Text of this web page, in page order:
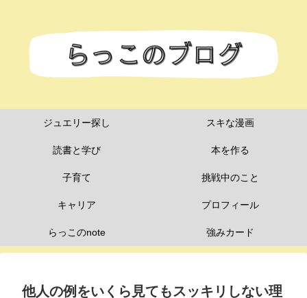
ジュエリー探し スキな漫画
読書と学び 本を作る
子育て 挑戦中のこと
キャリア プロフィール
らっこのnote 強みカード
他人の例をいくら見てもスッキリしない理